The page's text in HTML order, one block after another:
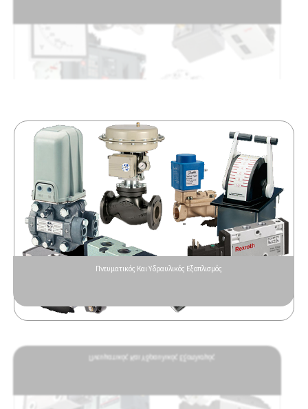
Πνευματικός Και Υδραυλικός Εξοπλισμός
Πνευματικός Και Υδραυλικός Εξοπλισμός